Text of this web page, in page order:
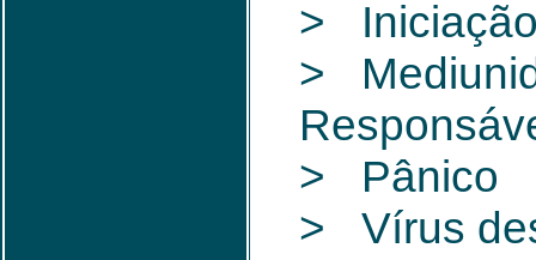
>
>
> Pânico
> Vírus